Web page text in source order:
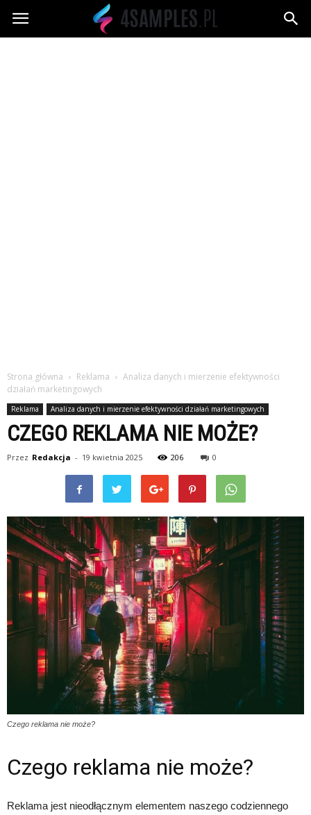
4samples.pl
Strona główna Reklama
Analiza danych i mierzenie efektywności
działań marketingowych
Reklama Analiza danych i mierzenie efektywności działań marketingowych
CZEGO REKLAMA NIE MOŻE?
Przez Redakcja - 19 kwietnia 2025 206 0
Czego reklama nie może?
Czego reklama nie może?
Reklama jest nieodłącznym elementem naszego codziennego